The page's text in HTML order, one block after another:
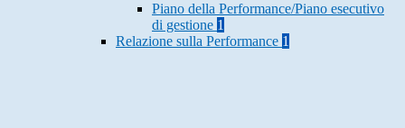
Piano della Performance/Piano esecutivo
di gestione 1
Relazione sulla Performance 1